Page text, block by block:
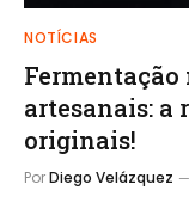
NOTÍCIAS
artesanais: a
originais!
PorDiego Velázquez